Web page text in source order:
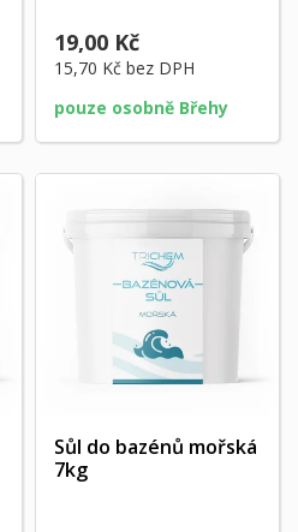
19,00 Kč
15,70 Kč bez DPH
pouze osobně Břehy
Sůl do bazénů mořská
7kg